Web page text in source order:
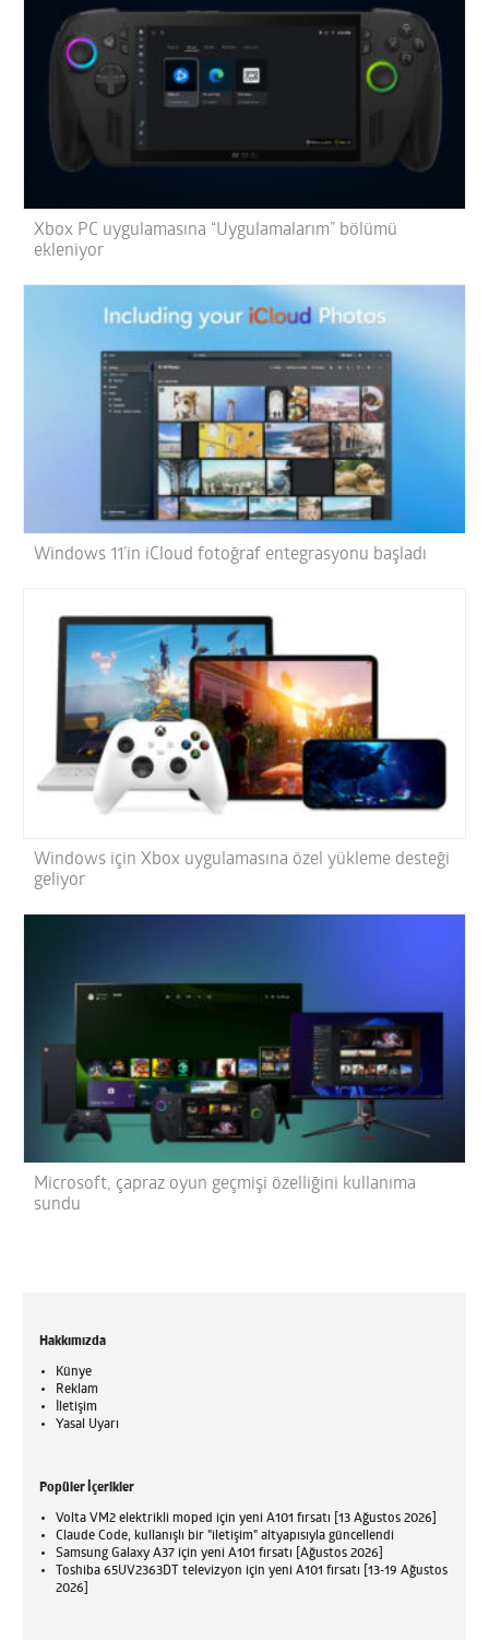
Xbox PC uygulamasına “Uygulamalarım” bölümü
ekleniyor
Windows 11’in iCloud fotoğraf entegrasyonu başladı
Windows için Xbox uygulamasına özel yükleme desteği
geliyor
Microsoft, çapraz oyun geçmişi özelliğini kullanıma
sundu
Hakkımızda
Künye
Reklam
İletişim
Yasal Uyarı
Popüler İçerikler
Volta VM2 elektrikli moped için yeni A101 fırsatı [13 Ağustos 2026]
Claude Code, kullanışlı bir "iletişim" altyapısıyla güncellendi
Samsung Galaxy A37 için yeni A101 fırsatı [Ağustos 2026]
Toshiba 65UV2363DT televizyon için yeni A101 fırsatı [13-19 Ağustos
2026]